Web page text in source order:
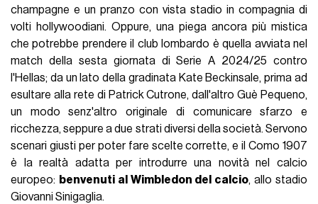
champagne e un pranzo con vista stadio in compagnia di
volti hollywoodiani. Oppure, una piega ancora più mistica
che potrebbe prendere il club lombardo è quella avviata nel
match della sesta giornata di Serie A 2024/25 contro
l'Hellas; da un lato della gradinata Kate Beckinsale, prima ad
esultare alla rete di Patrick Cutrone, dall'altro Guè Pequeno,
un modo senz'altro originale di comunicare sfarzo e
ricchezza, seppure a due strati diversi della società. Servono
scenari giusti per poter fare scelte corrette, e il Como 1907
è la realtà adatta per introdurre una novità nel calcio
europeo: benvenuti al Wimbledon del calcio, allo stadio
Giovanni Sinigaglia.